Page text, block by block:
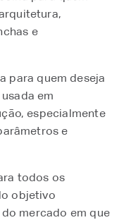
e
para quem deseja
em
especialmente
e
todos os
objetivo
mercado em que